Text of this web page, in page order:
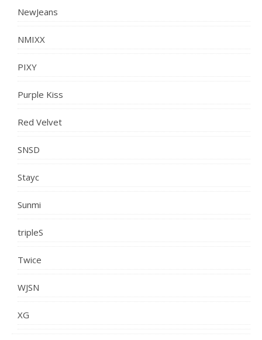
NewJeans
NMIXX
PIXY
Purple Kiss
Red Velvet
SNSD
Stayc
Sunmi
tripleS
Twice
WJSN
XG